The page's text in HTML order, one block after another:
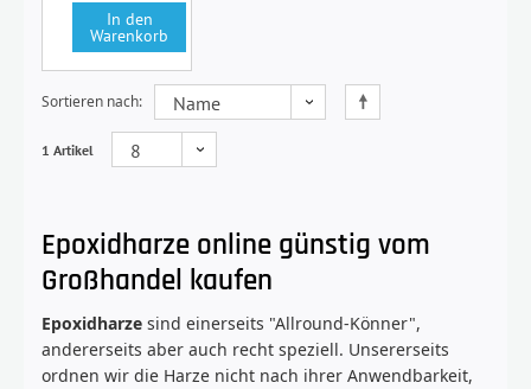
In den
Warenkorb
Sortieren nach
1 Artikel
Epoxidharze online günstig vom
Großhandel kaufen
Epoxidharze sind einerseits "Allround-Könner",
andererseits aber auch recht speziell. Unsererseits
ordnen wir die Harze nicht nach ihrer Anwendbarkeit,